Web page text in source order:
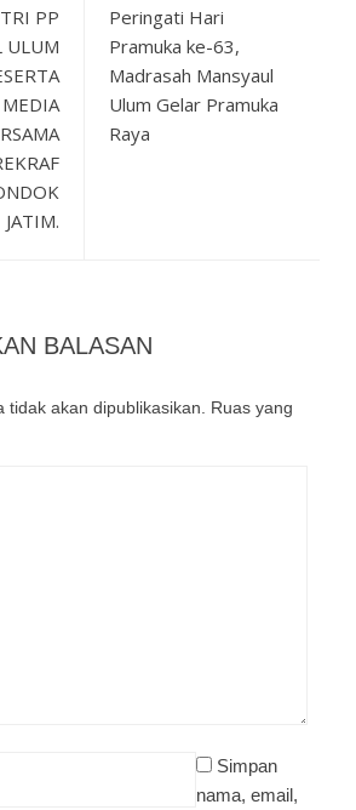
PP
ULUM
JATIM.
Peringati Hari
Pramuka ke-63,
Madrasah Mansyaul
Ulum Gelar Pramuka
Raya
BALASAN
tidak akan dipublikasikan.
Ruas yang
Simpan
nama, email,